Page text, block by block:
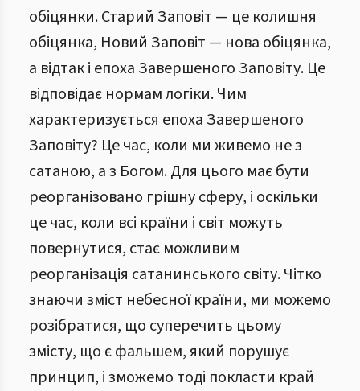
обіцянки. Старий Заповіт — це колишня
обіцянка, Новий Заповіт — нова обіцянка,
а відтак і епоха Завершеного Заповіту. Це
відповідає нормам логіки. Чим
характеризується епоха Завершеного
Заповіту? Це час, коли ми живемо не з
сатаною, а з Богом. Для цього має бути
реорганізовано грішну сферу, і оскільки
це час, коли всі країни і світ можуть
повернутися, стає можливим
реорганізація сатанинського світу. Чітко
знаючи зміст небесної країни, ми можемо
розібратися, що суперечить цьому
змісту, що є фальшем, який порушує
принцип, і зможемо тоді покласти край